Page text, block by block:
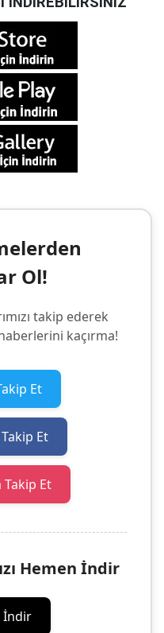
Ol!
takip ederek
kaçırma!
Et
Et
Et
Hemen İndir
İndir